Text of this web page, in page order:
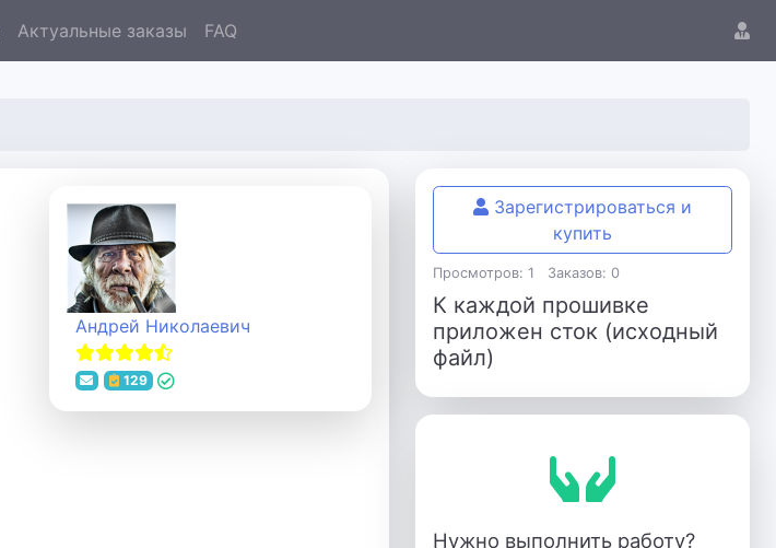
Актуальные заказы FAQ
Андрей Николаевич
129
Зарегистрироваться и
купить
Просмотров: 1 Заказов: 0
К каждой прошивке
приложен сток (исходный
файл)
Нужно выполнить работу?